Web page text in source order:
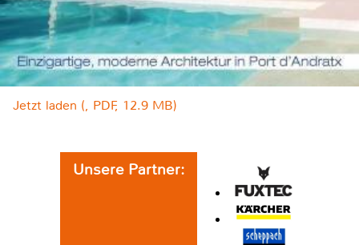
Jetzt laden (, PDF, 12.9 MB)
Unsere Partner: